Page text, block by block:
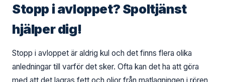
Stopp i avloppet? Spoltjänst
hjälper dig!
Stopp i avloppet är aldrig kul och det finns flera olika
anledningar till varför det sker. Ofta kan det ha att göra